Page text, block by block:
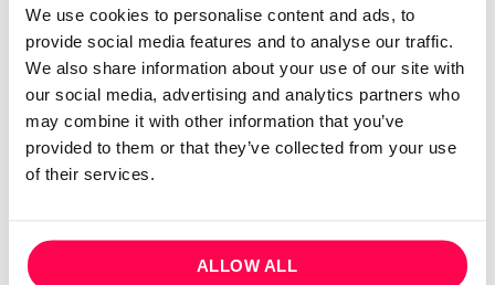
We use cookies to personalise content and ads, to
provide social media features and to analyse our traffic.
We also share information about your use of our site with
our social media, advertising and analytics partners who
may combine it with other information that you’ve
provided to them or that they’ve collected from your use
of their services.
ALLOW ALL
voltei e estou amando esse desafio . Sou mae de uma
bebe ,confesso nao ser facil , fui diagnosticada com
depressao e isto tem me ajudado muito . Obrigada
Vanessa por nos proporcionar isto , que Deus te
abençoe. 💪🫶
Posted in Comment